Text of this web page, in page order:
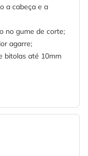
a cabeça e a
no gume de corte;
agarre;
bitolas até 10mm